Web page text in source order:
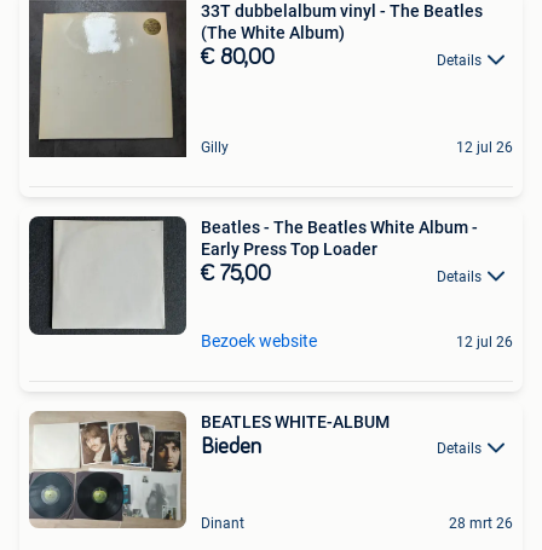
33T dubbelalbum vinyl - The Beatles
(The White Album)
€ 80,00 Details
Gilly 12 jul 26
Beatles - The Beatles White Album -
Early Press Top Loader
€ 75,00 Details
Bezoek website 12 jul 26
BEATLES WHITE-ALBUM
Bieden Details
Dinant 28 mrt 26